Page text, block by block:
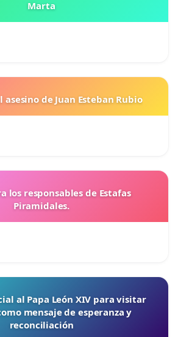
Marta
asesino de Juan Esteban Rubio
los responsables de Estafas
Piramidales.
al Papa León XIV para visitar
mensaje de esperanza y
reconciliación